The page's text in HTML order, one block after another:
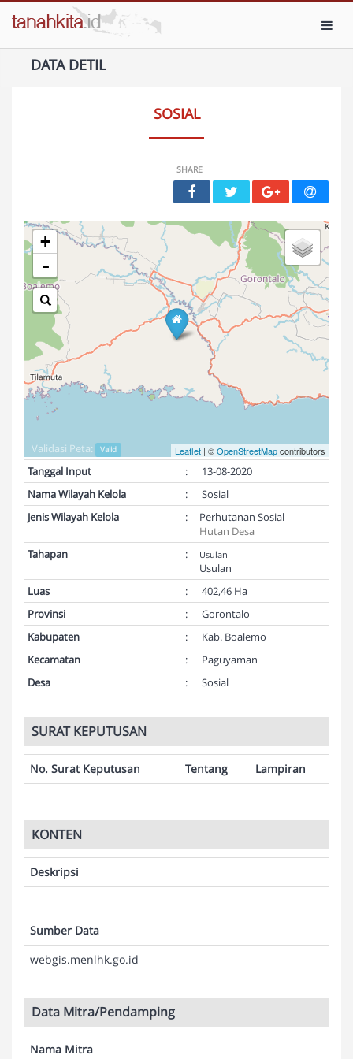
DATA DETIL
SOSIAL
SHARE
+
-
Leaflet | ©OpenStreetMapcontributors
Validasi Peta: Valid
Tanggal Input :
13-08-2020
Nama Wilayah Kelola
:
Sosial
Jenis Wilayah Kelola
:
Perhutanan Sosial
Hutan Desa
Tahapan
: Usulan
Usulan
Luas
:
402,46 Ha
Provinsi
:
Gorontalo
Kabupaten
:
Kab. Boalemo
Kecamatan
:
Paguyaman
Desa
: Sosial
SURAT KEPUTUSAN
No. Surat Keputusan Tentang Lampiran
KONTEN
Deskripsi
Sumber Data
webgis.menlhk.go.id
Data Mitra/Pendamping
Nama Mitra